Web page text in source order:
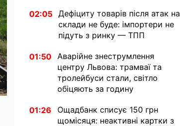
02:05 Дефіциту товарів після атак на
склади не буде: імпортери не
підуть з ринку — ТПП
01:50 Аварійне знеструмлення
центру Львова: трамваї та
тролейбуси стали, світло
обіцяють за годину
01:26
Ощадбанк списує 150 грн
щомісяця: неактивні картки з